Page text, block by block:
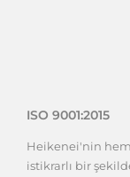
ISO 9001:2015
Heikenei'nin
istikrarlı bir